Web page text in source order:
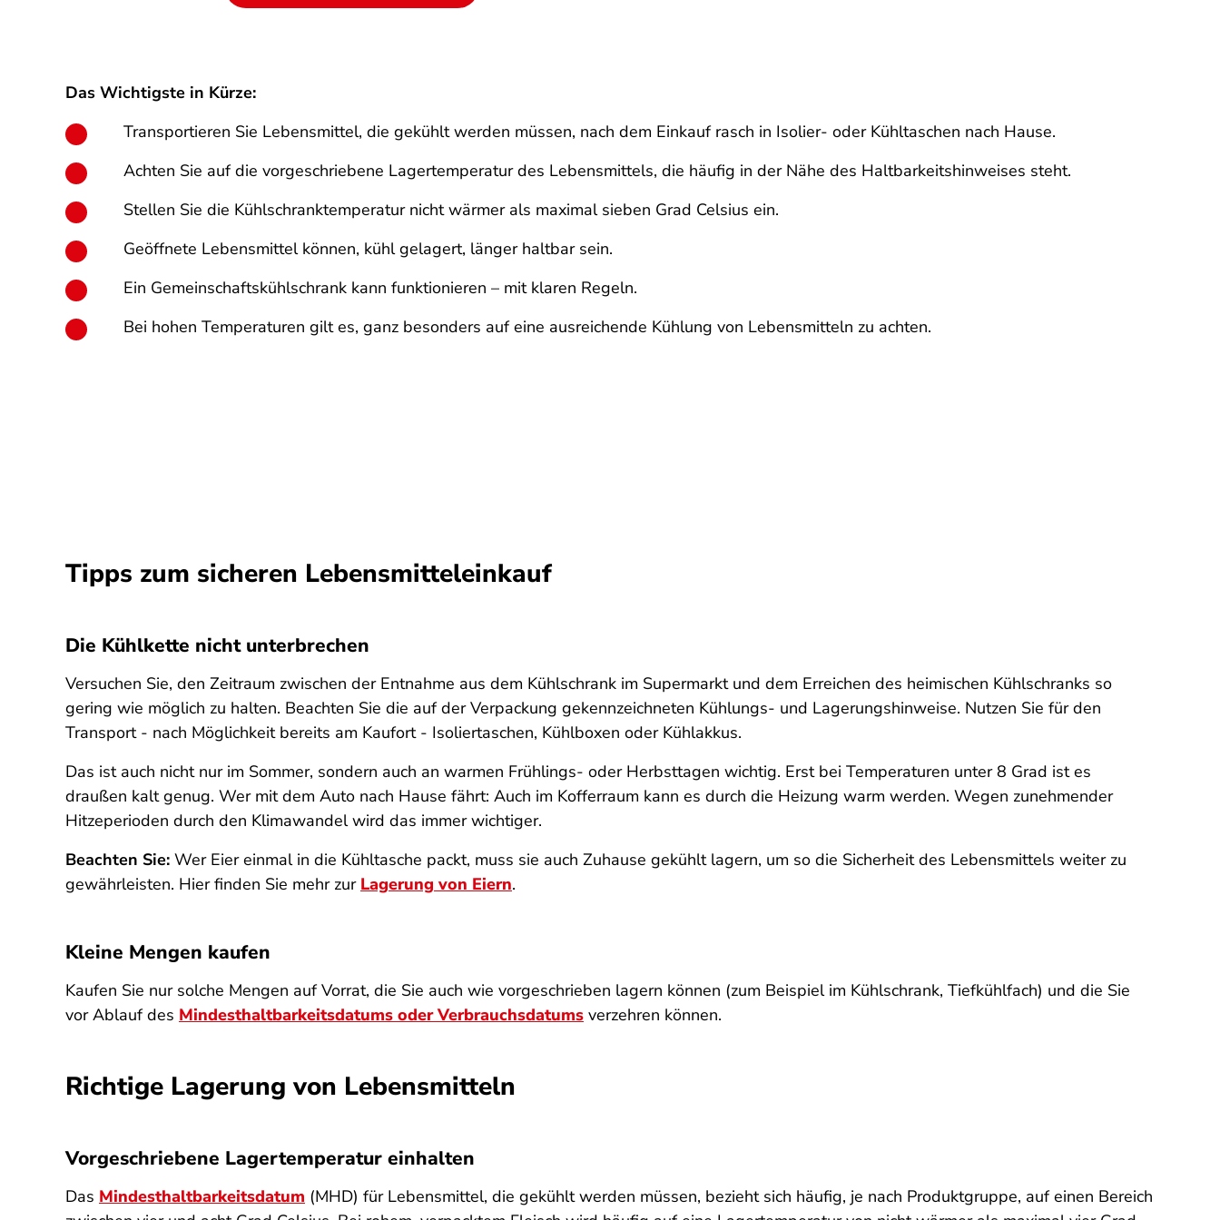
Das Wichtigste in Kürze:
Transportieren Sie Lebensmittel, die gekühlt werden müssen, nach dem Einkauf rasch in Isolier- oder Kühltaschen nach Hause.
Achten Sie auf die vorgeschriebene Lagertemperatur des Lebensmittels, die häufig in der Nähe des Haltbarkeitshinweises steht.
Stellen Sie die Kühlschranktemperatur nicht wärmer als maximal sieben Grad Celsius ein.
Geöffnete Lebensmittel können, kühl gelagert, länger haltbar sein.
Ein Gemeinschaftskühlschrank kann funktionieren – mit klaren Regeln.
Bei hohen Temperaturen gilt es, ganz besonders auf eine ausreichende Kühlung von Lebensmitteln zu achten.
Tipps zum sicheren Lebensmitteleinkauf
Die Kühlkette nicht unterbrechen
Versuchen Sie, den Zeitraum zwischen der Entnahme aus dem Kühlschrank im Supermarkt und dem Erreichen des heimischen Kühlschranks so
gering wie möglich zu halten. Beachten Sie die auf der Verpackung gekennzeichneten Kühlungs- und Lagerungshinweise. Nutzen Sie für den
Transport - nach Möglichkeit bereits am Kaufort - Isoliertaschen, Kühlboxen oder Kühlakkus.
Das ist auch nicht nur im Sommer, sondern auch an warmen Frühlings- oder Herbsttagen wichtig. Erst bei Temperaturen unter 8 Grad ist es
draußen kalt genug. Wer mit dem Auto nach Hause fährt: Auch im Kofferraum kann es durch die Heizung warm werden. Wegen zunehmender
Hitzeperioden durch den Klimawandel wird das immer wichtiger.
Beachten Sie: Wer Eier einmal in die Kühltasche packt, muss sie auch Zuhause gekühlt lagern, um so die Sicherheit des Lebensmittels weiter zu
gewährleisten. Hier finden Sie mehr zur Lagerung von Eiern.
Kleine Mengen kaufen
Kaufen Sie nur solche Mengen auf Vorrat, die Sie auch wie vorgeschrieben lagern können (zum Beispiel im Kühlschrank, Tiefkühlfach) und die Sie
vor Ablauf des Mindesthaltbarkeitsdatums oder Verbrauchsdatums verzehren können.
Richtige Lagerung von Lebensmitteln
Vorgeschriebene Lagertemperatur einhalten
Das Mindesthaltbarkeitsdatum (MHD) für Lebensmittel, die gekühlt werden müssen, bezieht sich häufig, je nach Produktgruppe, auf einen Bereich